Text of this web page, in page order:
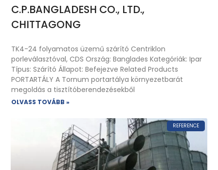
C.P.BANGLADESH CO., LTD.,
CHITTAGONG
TK4-24 folyamatos üzemű szárító Centriklon
porleválasztóval, CDS Ország: Banglades Kategóriák: Ipar
Típus: Szárító Állapot: Befejezve Related Products
PORTARTÁLY A Tornum portartálya környezetbarát
megoldás a tisztítóberendezésekből
OLVASS TOVÁBB »
REFERENCE